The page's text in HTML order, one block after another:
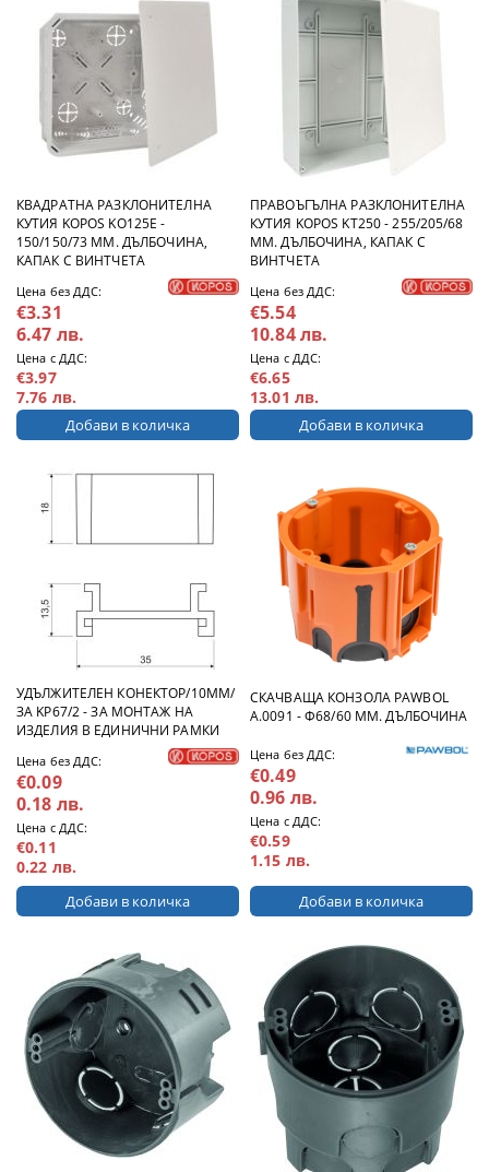
КВАДРАТНА РАЗКЛОНИТЕЛНА
КУТИЯ KOPOS KO125E -
150/150/73 ММ. ДЪЛБОЧИНА,
КАПАК С ВИНТЧЕТА
Цена без ДДС:
€3.31
6.47 лв.
Цена с ДДС:
€3.97
7.76 лв.
ПРАВОЪГЪЛНА РАЗКЛОНИТЕЛНА
КУТИЯ KOPOS KT250 - 255/205/68
ММ. ДЪЛБОЧИНА, КАПАК С
ВИНТЧЕТА
Цена без ДДС:
€5.54
10.84 лв.
Цена с ДДС:
€6.65
13.01 лв.
УДЪЛЖИТЕЛЕН КОНЕКТОР/10ММ/
ЗА KP67/2 - ЗА МОНТАЖ НА
ИЗДЕЛИЯ В ЕДИНИЧНИ РАМКИ
Цена без ДДС:
€0.09
0.18 лв.
Цена с ДДС:
€0.11
0.22 лв.
СКАЧВАЩА КОНЗОЛА PAWBOL
A.0091 - Ф68/60 ММ. ДЪЛБОЧИНА
Цена без ДДС:
€0.49
0.96 лв.
Цена с ДДС:
€0.59
1.15 лв.